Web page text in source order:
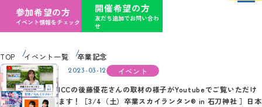
参加希望の方
イベント情報をチェック
開催希望の方
友だち追加でお問い合わ
せ
TOP イベント一覧 卒業記念
2023-03-12
イベント
ICCの後藤優花さんの取材の様子がYoutubeでご覧いただけ
ます！［3/4（土）卒業スカイランタン® in 石刀神社 ］日本